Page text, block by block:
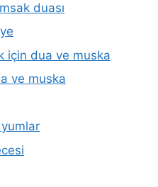
duası
için dua ve muska
ve muska